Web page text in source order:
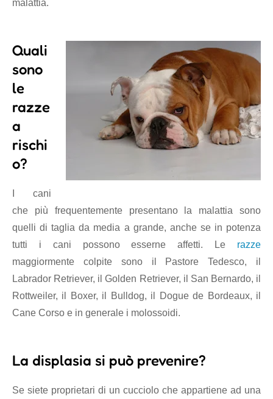
malattia.
Quali
sono
le
razze
a
rischi
o?
I cani
che più frequentemente presentano la malattia sono
quelli di taglia da media a grande, anche se in potenza
tutti i cani possono esserne affetti. Le razze
maggiormente colpite sono il Pastore Tedesco, il
Labrador Retriever, il Golden Retriever, il San Bernardo, il
Rottweiler, il Boxer, il Bulldog, il Dogue de Bordeaux, il
Cane Corso e in generale i molossoidi.
La displasia si può prevenire?
Se siete proprietari di un cucciolo che appartiene ad una